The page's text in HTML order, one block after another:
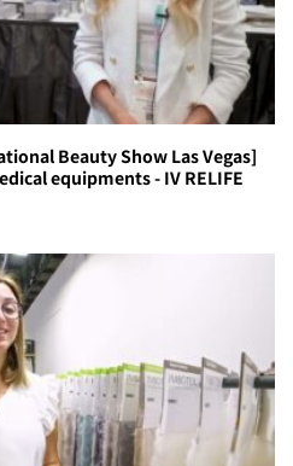
Beauty Show Las Vegas]
equipments - IV RELIFE